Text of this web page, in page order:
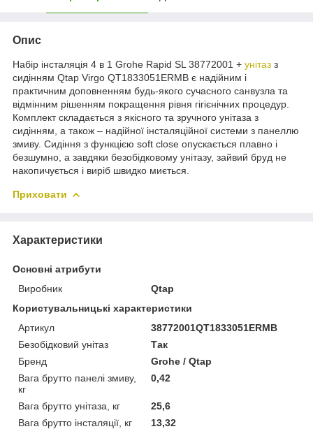
Опис
Набір інсталяція 4 в 1 Grohe Rapid SL 38772001 + унітаз з
сидінням Qtap Virgo QT1833051ERMB є надійним і
практичним доповненням будь-якого сучасного санвузла та
відмінним рішенням покращення рівня гігієнічних процедур.
Комплект складається з якісного та зручного унітаза з
сидінням, а також – надійної інсталяційної системи з панеллю
змиву. Сидіння з функцією soft close опускається плавно і
безшумно, а завдяки безобідковому унітазу, зайвий бруд не
накопичується і виріб швидко миється.
Приховати
Характеристики
Основні атрибути
Виробник
Qtap
Користувальницькі характеристики
Артикул
38772001QT1833051ERMB
Безобідковий унітаз
Так
Бренд
Grohe / Qtap
Вага брутто панелі змиву,
кг
0,42
Вага брутто унітаза, кг
25,6
Вага брутто інсталяції, кг
13,32